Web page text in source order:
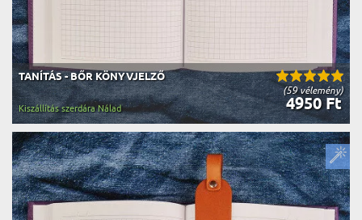
(59 vélemény)
TANÍTÁS - BŐR KÖNYVJELZŐ
4950 Ft
Kiszállítás szerdára Nálad